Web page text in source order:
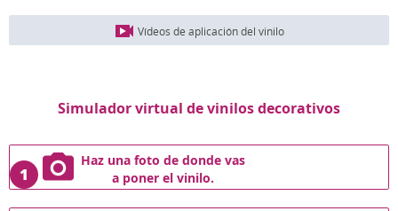
Vídeos de aplicación del vinilo
Simulador virtual de vinilos decorativos
1
Haz una foto de donde vas
a poner el vinilo.